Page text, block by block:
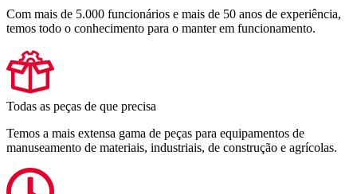
Com mais de 5.000 funcionários e mais de 50 anos de experiência,
temos todo o conhecimento para o manter em funcionamento.
Todas as peças de que precisa
Temos a mais extensa gama de peças para equipamentos de
manuseamento de materiais, industriais, de construção e agrícolas.